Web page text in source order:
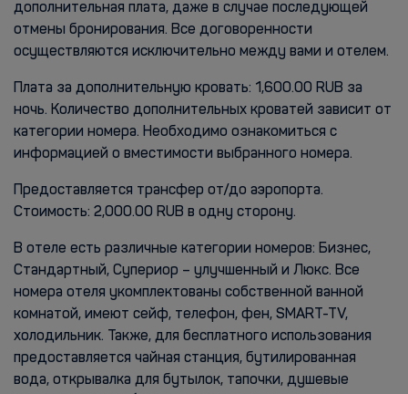
дополнительная плата, даже в случае последующей
отмены бронирования. Все договоренности
осуществляются исключительно между вами и отелем.
Плата за дополнительную кровать: 1,600.00 RUB за
ночь. Количество дополнительных кроватей зависит от
категории номера. Необходимо ознакомиться с
информацией о вместимости выбранного номера.
Предоставляется трансфер от/до аэропорта.
Стоимость: 2,000.00 RUB в одну сторону.
В отеле есть различные категории номеров: Бизнес,
Стандартный, Супериор – улучшенный и Люкс. Все
номера отеля укомплектованы собственной ванной
комнатой, имеют сейф, телефон, фен, SMART-TV,
холодильник. Также, для бесплатного использования
предоставляется чайная станция, бутилированная
вода, открывалка для бутылок, тапочки, душевые